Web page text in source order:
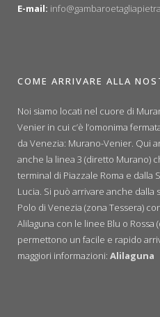
E-mail:
COME ARRIVARE ALLA
Noi siamo locati nel cuore di
Venier in cui c’è l’omonima
da Venezia: Murano-Venier. Qui
anche la linea 3 (diretto Murano)
terminal di Piazzale Roma e dalla
Lucia. Si può arrivare anche
Polo di Venezia (zona Tessera)
Alilaguna con le linee Blu o Rossa
permettono un facile e rapido
maggiori informazioni: Alilaguna